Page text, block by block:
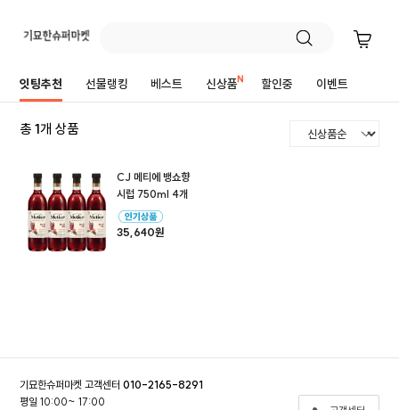
잇팅추천 선물랭킹 베스트 신상품 할인중 이벤트
총1개 상품
CJ 메티에 뱅쇼향
시럽 750ml 4개
35,640원
기묘한슈퍼마켓 고객센터010-2165-8291
평일 10:00~ 17:00